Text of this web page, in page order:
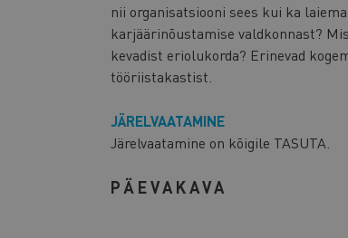
nii organisatsiooni sees kui ka
karjäärinõustamise valdkonnast?
kevadist eriolukorda? Erinevad
tööriistakastist.
JÄRELVAATAMINE
Järelvaatamine on kõigile TASUTA.
PÄEVAKAVA